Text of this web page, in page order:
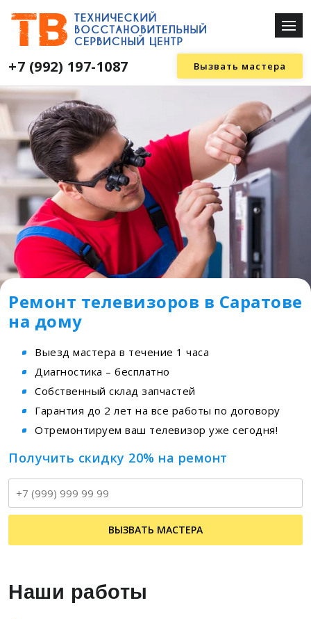
+7 (992) 197-1087 Вызвать мастера
Ремонт телевизоров в Саратове
на дому
Выезд мастера в течение 1 часа
Диагностика – бесплатно
Собственный склад запчастей
Гарантия до 2 лет на все работы по договору
Отремонтируем ваш телевизор уже сегодня!
Получить скидку 20% на ремонт
ВЫЗВАТЬ МАСТЕРА
Наши работы